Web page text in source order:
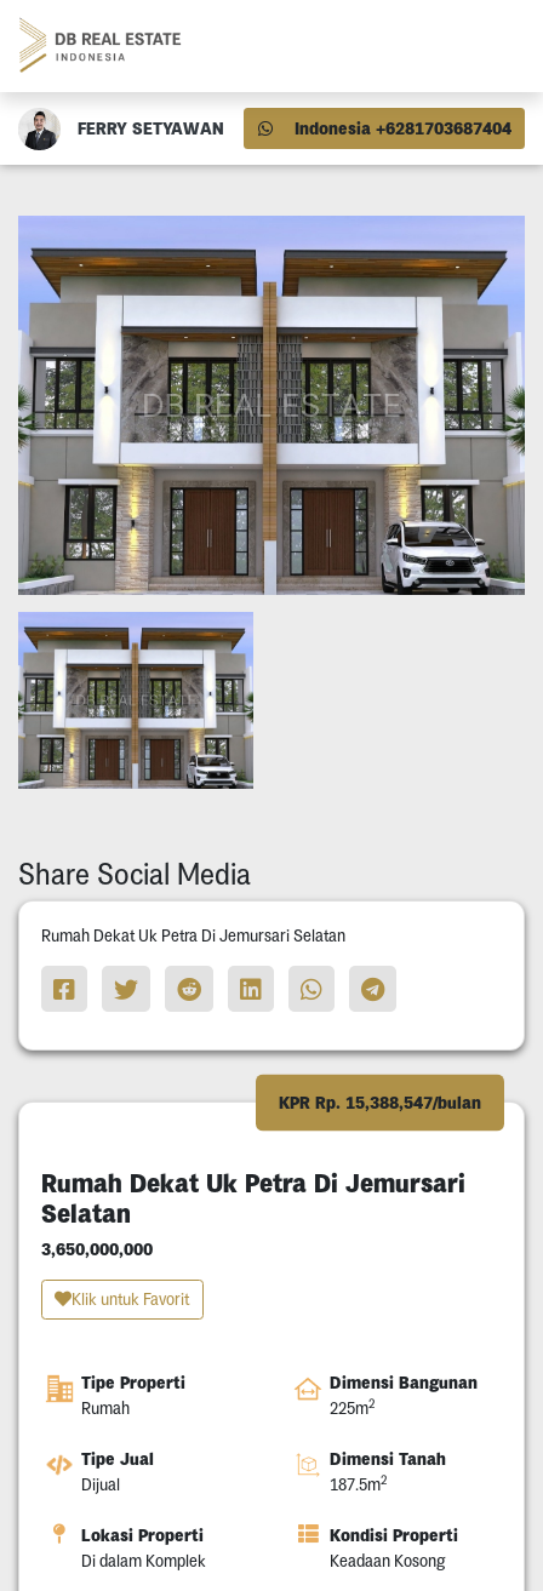
FERRY SETYAWAN Indonesia +6281703687404
Share Social Media
Rumah Dekat Uk Petra Di Jemursari Selatan
KPR Rp. 15,388,547/bulan
Rumah Dekat Uk Petra Di Jemursari
Selatan
3,650,000,000
Klik untuk Favorit
Tipe Properti
Rumah
Dimensi Bangunan
225m2
Tipe Jual
Dijual
Dimensi Tanah
187.5m2
Lokasi Properti
Di dalam Komplek
Kondisi Properti
Keadaan Kosong